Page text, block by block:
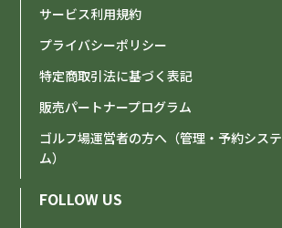
サービス利用規約
プライバシーポリシー
特定商取引法に基づく表記
販売パートナープログラム
ゴルフ場運営者の方へ（管理・予約システ
ム）
FOLLOW US